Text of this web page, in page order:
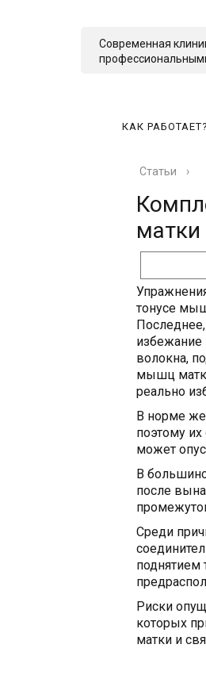
Современная
КАК РАБОТАЕТ?
Статьи ›
матки
тонусе
волокна,
мышц
реально
В норме
поэтому их
может
В
после
Среди
поднятием
Риски
которых
матки и